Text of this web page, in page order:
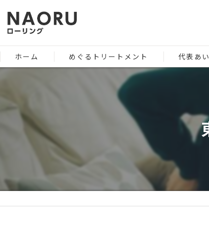
ホーム めぐるトリートメント 代表あ